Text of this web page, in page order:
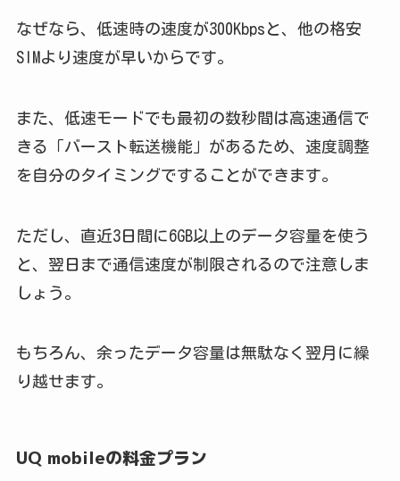
なぜなら、低速時の速度が300Kbpsと、他の格安
SIMより速度が早いからです。
また、低速モードでも最初の数秒間は高速通信で
きる「バースト転送機能」があるため、速度調整
を自分のタイミングですることができます。
ただし、直近3日間に6GB以上のデータ容量を使う
と、翌日まで通信速度が制限されるので注意しま
しょう。
もちろん、余ったデータ容量は無駄なく翌月に繰
り越せます。
UQ mobileの料金プラン